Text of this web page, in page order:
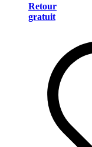
Retour
gratuit